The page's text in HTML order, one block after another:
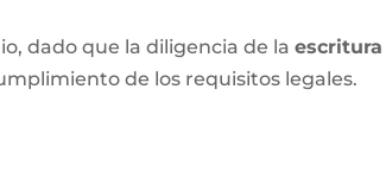
dado que la diligencia de la
de los requisitos legales.